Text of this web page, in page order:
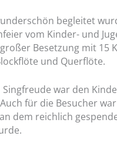
begleitet
vom Kinder- und
Besetzung mit 15
und Querflöte.
Singfreude war den
für die Besucher
dem reichlich